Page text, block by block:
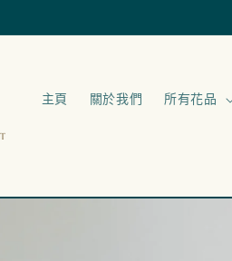
主頁 關於我們 所有花品